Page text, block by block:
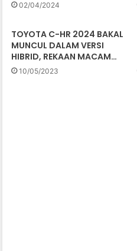
02/04/2024
TOYOTA C-HR 2024 BAKAL
MUNCUL DALAM VERSI
HIBRID, REKAAN MACAM…
10/05/2023